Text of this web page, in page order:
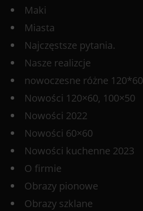
Maki
Miasta
Najczęstsze pytania.
Nasze realizcje
nowoczesne różne 120*60
Nowości 120×60, 100×50
Nowości 2022
Nowości 60×60
Nowości kuchenne 2023
O firmie
Obrazy pionowe
Obrazy szklane